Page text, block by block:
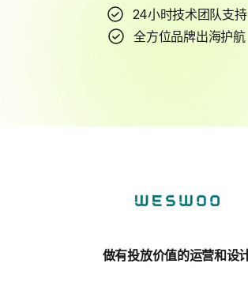
24小时技术团队支持
全方位品牌出海护航
做有投放价值的运营和设